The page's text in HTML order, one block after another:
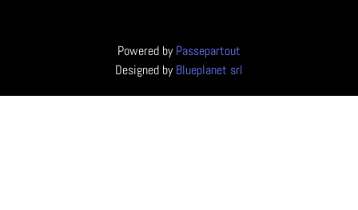
Powered byPassepartout
Designed byBlueplanet srl